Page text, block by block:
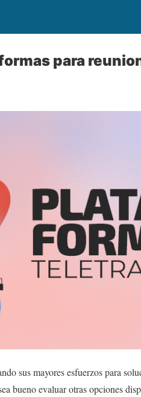
para
sus mayores esfuerzos para
bueno evaluar otras opciones